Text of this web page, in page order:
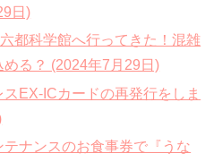
日)
都科学館へ行ってきた！混雑
る？ (2024年7月29日)
スEX-ICカードの再発行をしま
テナンスのお食事券で『うな